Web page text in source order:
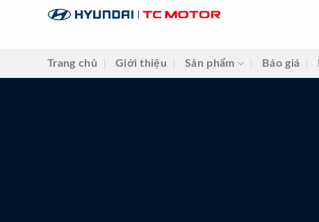
Trang chủ Giới thiệu Sản phẩm Báo giá